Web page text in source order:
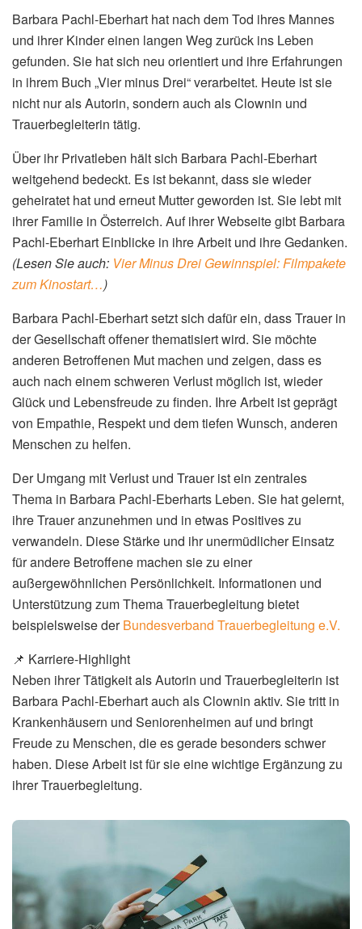
Barbara Pachl-Eberhart hat nach dem Tod ihres Mannes
und ihrer Kinder einen langen Weg zurück ins Leben
gefunden. Sie hat sich neu orientiert und ihre Erfahrungen
in ihrem Buch „Vier minus Drei“ verarbeitet. Heute ist sie
nicht nur als Autorin, sondern auch als Clownin und
Trauerbegleiterin tätig.
Über ihr Privatleben hält sich Barbara Pachl-Eberhart
weitgehend bedeckt. Es ist bekannt, dass sie wieder
geheiratet hat und erneut Mutter geworden ist. Sie lebt mit
ihrer Familie in Österreich. Auf ihrer Webseite gibt Barbara
Pachl-Eberhart Einblicke in ihre Arbeit und ihre Gedanken.
(Lesen Sie auch: Vier Minus Drei Gewinnspiel: Filmpakete
zum Kinostart…)
Barbara Pachl-Eberhart setzt sich dafür ein, dass Trauer in
der Gesellschaft offener thematisiert wird. Sie möchte
anderen Betroffenen Mut machen und zeigen, dass es
auch nach einem schweren Verlust möglich ist, wieder
Glück und Lebensfreude zu finden. Ihre Arbeit ist geprägt
von Empathie, Respekt und dem tiefen Wunsch, anderen
Menschen zu helfen.
Der Umgang mit Verlust und Trauer ist ein zentrales
Thema in Barbara Pachl-Eberharts Leben. Sie hat gelernt,
ihre Trauer anzunehmen und in etwas Positives zu
verwandeln. Diese Stärke und ihr unermüdlicher Einsatz
für andere Betroffene machen sie zu einer
außergewöhnlichen Persönlichkeit. Informationen und
Unterstützung zum Thema Trauerbegleitung bietet
beispielsweise derBundesverband Trauerbegleitung e.V.
📌 Karriere-Highlight
Neben ihrer Tätigkeit als Autorin und Trauerbegleiterin ist
Barbara Pachl-Eberhart auch als Clownin aktiv. Sie tritt in
Krankenhäusern und Seniorenheimen auf und bringt
Freude zu Menschen, die es gerade besonders schwer
haben. Diese Arbeit ist für sie eine wichtige Ergänzung zu
ihrer Trauerbegleitung.